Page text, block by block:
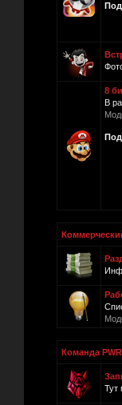
8
В
Команда
Тут